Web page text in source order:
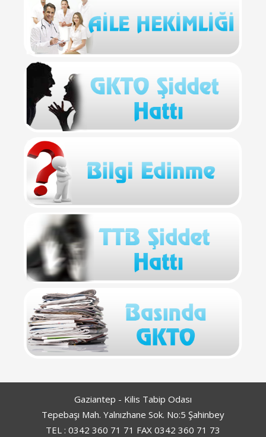
Gaziantep - Kilis Tabip Odası
Tepebaşı Mah. Yalnızhane Sok. No:5 Şahinbey
TEL : 0342 360 71 71 FAX 0342 360 71 73